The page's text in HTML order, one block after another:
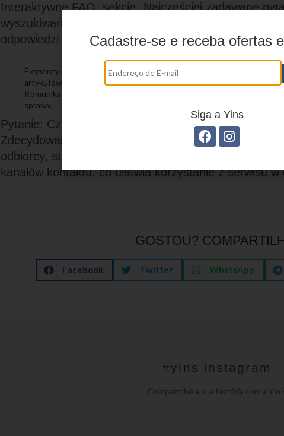
Interaktywne FAQ, sekcje „Najczęściej zadawane
wyszukiwarki wewnętrzne to narzędzia, które
odpowiedzi bez oczekiwania na konsultanta.
Elementy ułatwiające samodzielne znalezienie informacji:
artykułów.
Komunikacja z obsługą: krótkie odpowiedzi, wskazanie źródeł na
sprawy.
Pytanie: Czy wsparcie odpowiada na potrzeby
Zdecydowanie — obsługa i materiały informacyjne są
odbiorcy, stawiając na jasność przekazu, konkretne
kanałów kontaktu, co ułatwia korzystanie z serwisu
GOSTOU?
Facebook Twitter WhatsApp
#yins instagram
Compartilhe a sua história com a
Cadastre-se e receba ofertas
Siga a Yins